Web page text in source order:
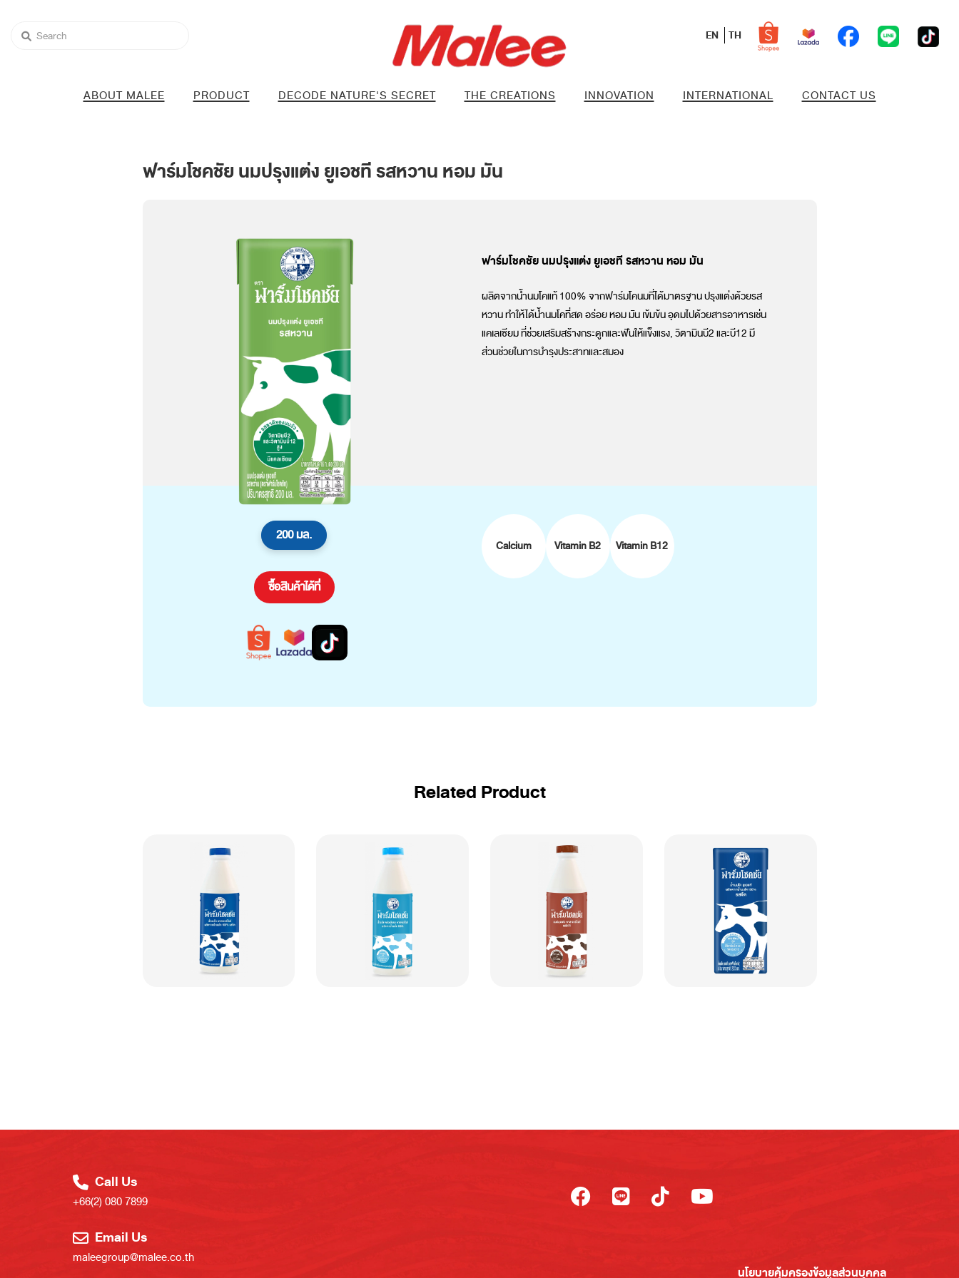
EN TH
ABOUT MALEE PRODUCT DECODE NATURE'S SECRET THE CREATIONS INNOVATION INTERNATIONAL CONTACT US
ฟาร์มโชคชัย นมปรุงแต่ง ยูเอชที รสหวาน หอม มัน
200 มล.
ซื้อสินค้าได้ที่
ฟาร์มโชคชัย นมปรุงแต่ง ยูเอชที รสหวาน หอม มัน
ผลิตจากน้ำนมโคแท้ 100% จากฟาร์มโคนมที่ได้มาตรฐาน ปรุงแต่งด้วยรส
หวาน ทำให้ได้น้ำนมโคที่สด อร่อย หอม มัน เข้มข้น อุดมไปด้วยสารอาหารเช่น
แคเลเซียม ที่ช่วยเสริมสร้างกระดูกและฟันให้แข็งแรง, วิตามินบี2 และบี12 มี
ส่วนช่วยในการบำรุงประสาทและสมอง
Calcium Vitamin B2 Vitamin B12
Related Product
Call Us
+66(2) 080 7899
Email Us
maleegroup@malee.co.th
นโยบายคุ้มครองข้อมูลส่วนบุคคล